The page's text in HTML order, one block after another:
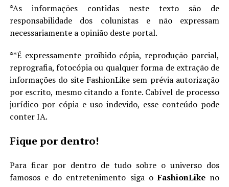
*As informações contidas neste texto são de
responsabilidade dos colunistas e não expressam
necessariamente a opinião deste portal.
**É expressamente proibido cópia, reprodução parcial,
reprografia, fotocópia ou qualquer forma de extração de
informações do site FashionLike sem prévia autorização
por escrito, mesmo citando a fonte. Cabível de processo
jurídico por cópia e uso indevido, esse conteúdo pode
conter IA.
Fique por dentro!
Para ficar por dentro de tudo sobre o universo dos
famosos e do entretenimento siga oFashionLike no